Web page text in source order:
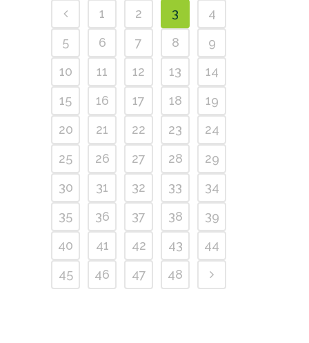
1 2 3
4
5
6 7 8
9
10
11 12 13
14
15
16 17 18
19
20
21 22 23
24
25
26 27 28
29
30
31 32 33
34
35
36 37 38
39
40
41 42 43
44
45
46 47 48